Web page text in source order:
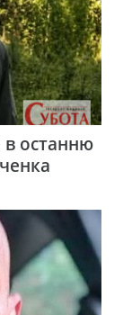
останню